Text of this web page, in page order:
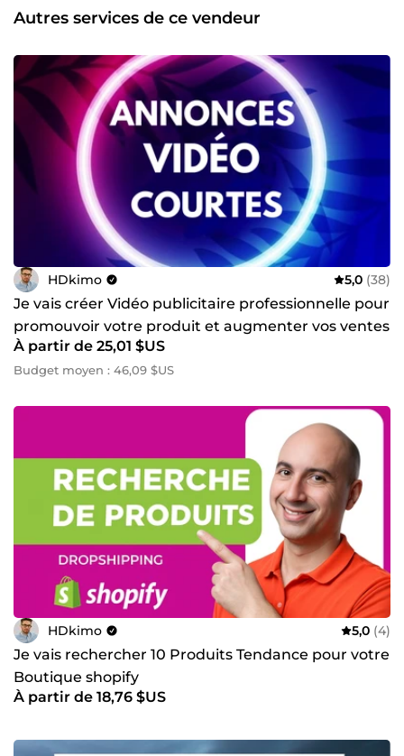
besoins pour vous proposer des solutions sur mesure,
efficaces et créatives. N’hésitez pas à me contacter pour
Autres services de ce vendeur
HDkimo 5,0 (38)
Je vais créer Vidéo publicitaire professionnelle pour
promouvoir votre produit et augmenter vos ventes
À partir de 25,01 $US
Budget moyen : 46,09 $US
HDkimo 5,0 (4)
Je vais rechercher 10 Produits Tendance pour votre
Boutique shopify
À partir de 18,76 $US